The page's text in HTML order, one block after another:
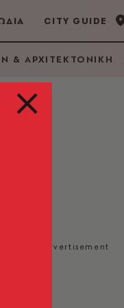
CITY GUIDE
& ΑΡΧΙΤΕΚΤΟΝΙΚΗ